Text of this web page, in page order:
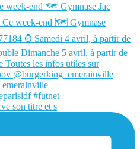
week-end 🗺️ Gymnase Jac
son titre et s